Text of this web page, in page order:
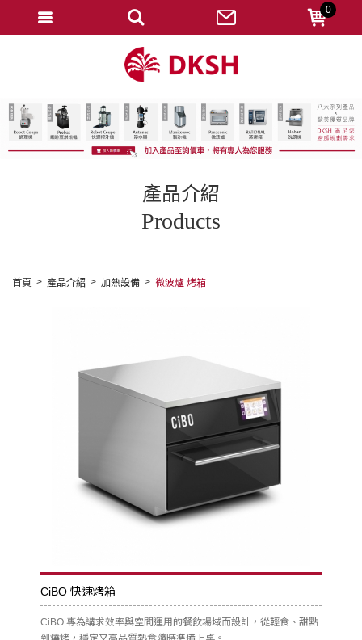
產品介紹
Products
首頁 產品介紹 加熱設備 微波爐 烤箱
CiBO 快速烤箱
CiBO 專為講求效率與空間運用的餐飲場域而設計，從輕食、甜點
0
忘記密碼
變更密碼
匯款通知